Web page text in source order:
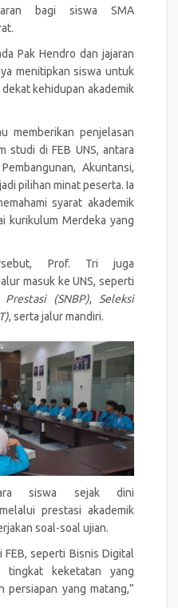
bagi siswa SMA
Pak Hendro dan jajaran
menitipkan siswa untuk
kehidupan akademik
memberikan penjelasan
studi di FEB UNS, antara
Akuntansi,
pilihan minat peserta. Ia
syarat akademik
kurikulum Merdeka yang
Prof. Tri juga
masuk ke UNS, seperti
Prestasi (SNBP), Seleksi
, serta jalur mandiri.
siswa sejak dini
prestasi akademik
soal-soal ujian.
FEB, seperti Bisnis Digital
tingkat keketatan yang
persiapan yang matang,”